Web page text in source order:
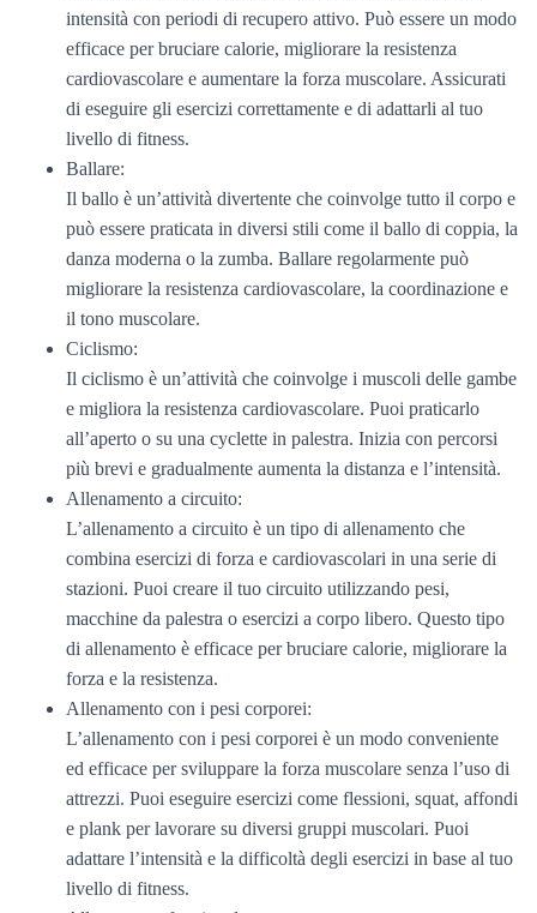
intensità con periodi di recupero attivo. Può essere un modo
efficace per bruciare calorie, migliorare la resistenza
cardiovascolare e aumentare la forza muscolare. Assicurati
di eseguire gli esercizi correttamente e di adattarli al tuo
livello di fitness.
Ballare:
Il ballo è un’attività divertente che coinvolge tutto il corpo e
può essere praticata in diversi stili come il ballo di coppia, la
danza moderna o la zumba. Ballare regolarmente può
migliorare la resistenza cardiovascolare, la coordinazione e
il tono muscolare.
Ciclismo:
Il ciclismo è un’attività che coinvolge i muscoli delle gambe
e migliora la resistenza cardiovascolare. Puoi praticarlo
all’aperto o su una cyclette in palestra. Inizia con percorsi
più brevi e gradualmente aumenta la distanza e l’intensità.
Allenamento a circuito:
L’allenamento a circuito è un tipo di allenamento che
combina esercizi di forza e cardiovascolari in una serie di
stazioni. Puoi creare il tuo circuito utilizzando pesi,
macchine da palestra o esercizi a corpo libero. Questo tipo
di allenamento è efficace per bruciare calorie, migliorare la
forza e la resistenza.
Allenamento con i pesi corporei:
L’allenamento con i pesi corporei è un modo conveniente
ed efficace per sviluppare la forza muscolare senza l’uso di
attrezzi. Puoi eseguire esercizi come flessioni, squat, affondi
e plank per lavorare su diversi gruppi muscolari. Puoi
adattare l’intensità e la difficoltà degli esercizi in base al tuo
livello di fitness.